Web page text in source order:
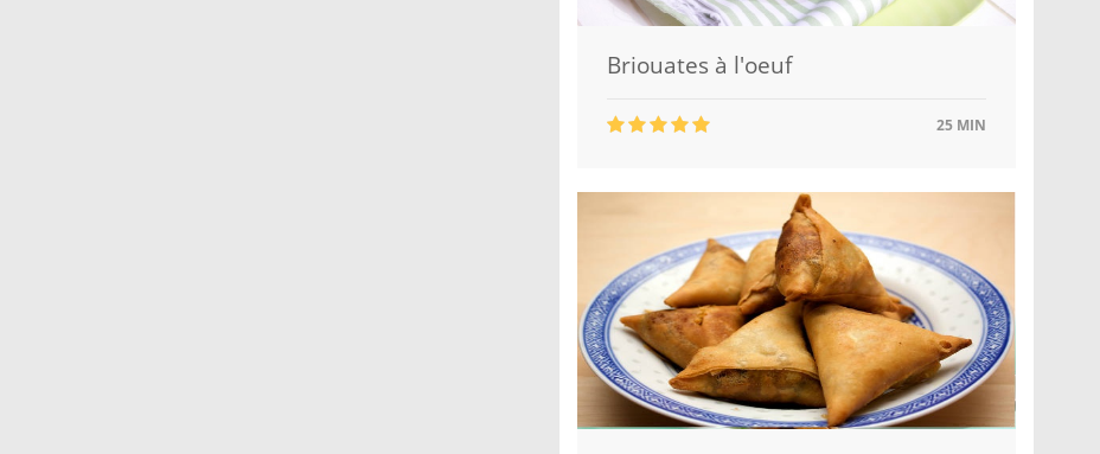
Briouates à l'oeuf
25 MIN